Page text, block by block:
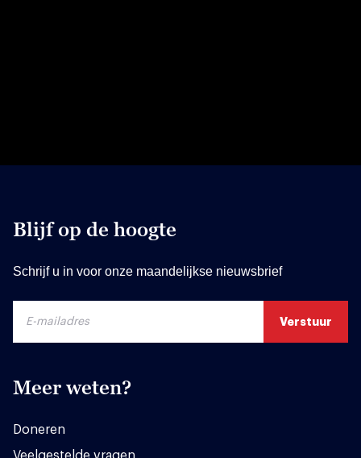
Blijf op de hoogte
Schrijf u in voor onze maandelijkse nieuwsbrief
Meer weten?
Doneren
Veelgestelde vragen